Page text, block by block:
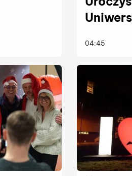
więcej
04:45